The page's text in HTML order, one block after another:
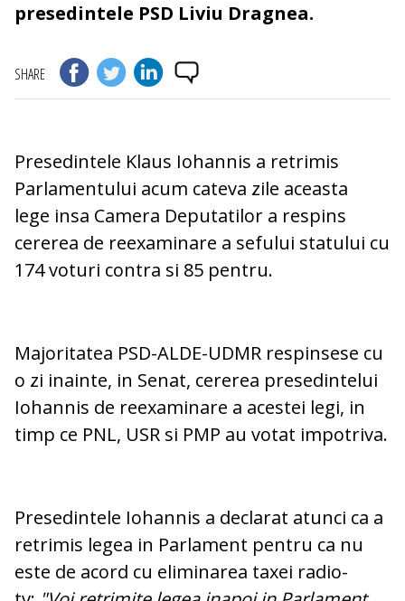
presedintele PSD Liviu Dragnea.
SHARE
Presedintele Klaus Iohannis a retrimis
Parlamentului acum cateva zile aceasta
lege insa Camera Deputatilor a respins
cererea de reexaminare a sefului statului cu
174 voturi contra si 85 pentru.
Majoritatea PSD-ALDE-UDMR respinsese cu
o zi inainte, in Senat, cererea presedintelui
Iohannis de reexaminare a acestei legi, in
timp ce PNL, USR si PMP au votat impotriva.
Presedintele Iohannis a declarat atunci ca a
retrimis legea in Parlament pentru ca nu
este de acord cu eliminarea taxei radio-